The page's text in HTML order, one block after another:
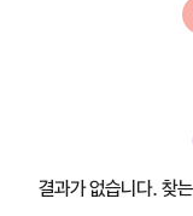
결과가 없습니다. 찾